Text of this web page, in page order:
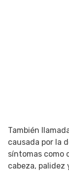
También
causada por la
síntomas como
cabeza, palidez